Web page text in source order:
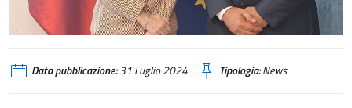
Data pubblicazione:31 Luglio 2024 Tipologia:News